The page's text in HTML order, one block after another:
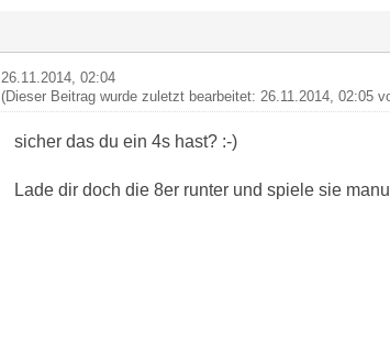
26.11.2014, 02:04
(Dieser Beitrag wurde zuletzt bearbeitet: 26.11.2014, 02:05
sicher das du ein 4s hast? :-)
Lade dir doch die 8er runter und spiele sie